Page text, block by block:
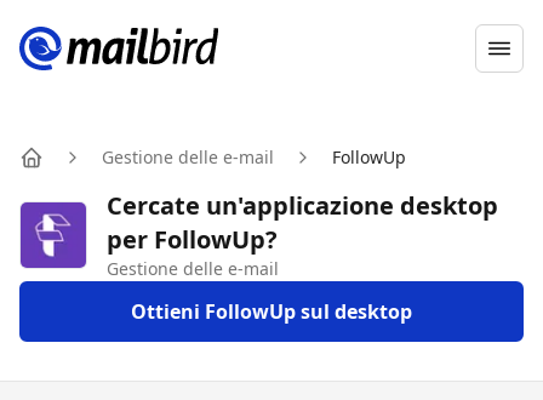
Gestione delle e-mail FollowUp
Cercate un'applicazione desktop
per FollowUp?
Gestione delle e-mail
Ottieni FollowUp sul desktop